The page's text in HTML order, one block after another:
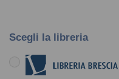
Scegli la libreria